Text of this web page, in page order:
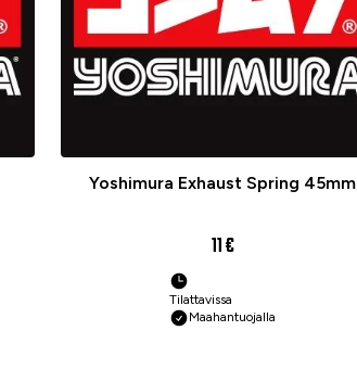
Yoshimura Exhaust Spring 45mm
11 €
Tilattavissa
Maahantuojalla